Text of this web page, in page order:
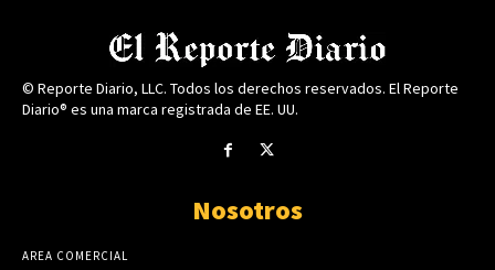
© Reporte Diario, LLC. Todos los derechos reservados. El Reporte
Diario® es una marca registrada de EE. UU.
Nosotros
AREA COMERCIAL